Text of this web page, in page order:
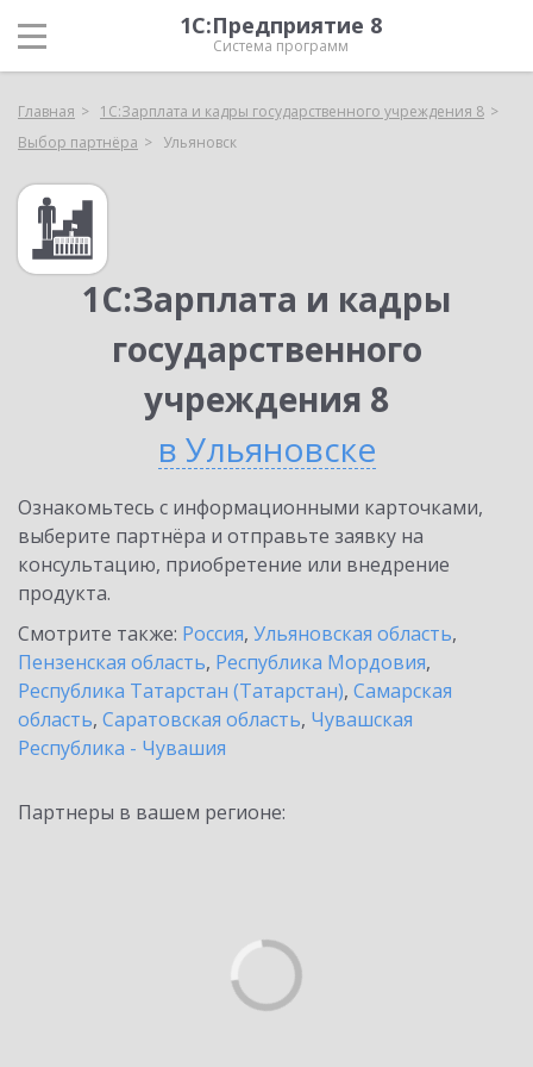
1С:Предприятие 8
Система программ
Главная
1С:Зарплата и кадры государственного учреждения 8
Выбор партнёра
Ульяновск
1С:Зарплата и кадры
государственного
учреждения 8
в Ульяновске
Ознакомьтесь с информационными карточками,
выберите партнёра и отправьте заявку на
консультацию, приобретение или внедрение
продукта.
Смотрите также: Россия, Ульяновская область,
Пензенская область, Республика Мордовия,
Республика Татарстан (Татарстан), Самарская
область, Саратовская область, Чувашская
Республика - Чувашия
Партнеры в вашем регионе: